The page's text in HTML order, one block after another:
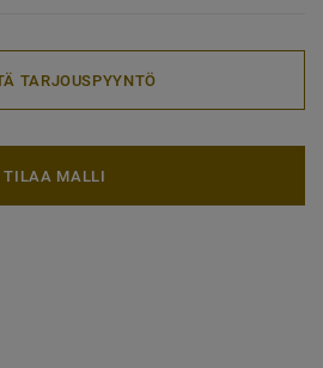
TARJOUSPYYNTÖ
TILAA MALLI